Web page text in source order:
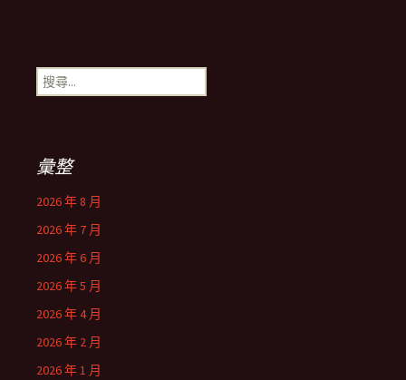
搜
尋
彙整
2026 年 8 月
2026 年 7 月
2026 年 6 月
2026 年 5 月
2026 年 4 月
2026 年 2 月
2026 年 1 月